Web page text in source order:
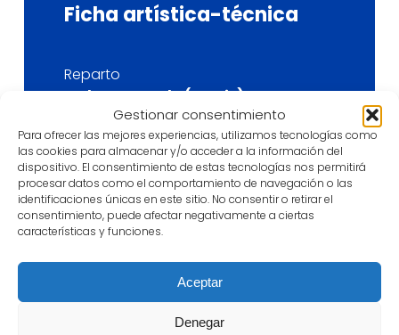
Gestionar consentimiento
Para ofrecer las mejores experiencias, utilizamos tecnologías como
las cookies para almacenar y/o acceder a la información del
dispositivo. El consentimiento de estas tecnologías nos permitirá
procesar datos como el comportamiento de navegación o las
identificaciones únicas en este sitio. No consentir o retirar el
consentimiento, puede afectar negativamente a ciertas
características y funciones.
Aceptar
Denegar
Ficha artística-técnica
Reparto
Esther Acevedo (actriz)
Silvia Nogales (guitarra y música
en directo)
Josep María Rius (dibujante en
directo)
Escenografía